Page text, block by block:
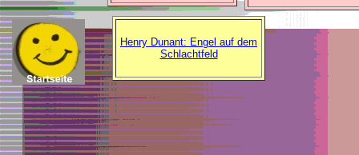
Henry Dunant: Engel auf dem
Schlachtfeld